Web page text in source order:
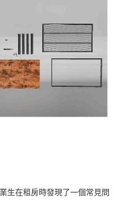
在租房時發現了一個常見問